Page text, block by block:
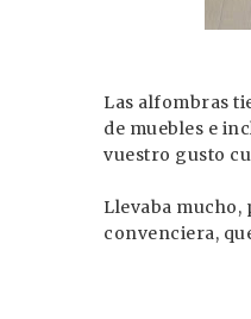
Las alfombras
de muebles e
vuestro gusto
Llevaba mucho,
convenciera,